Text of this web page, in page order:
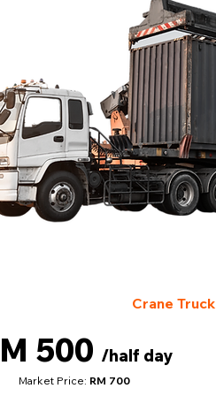
Crane Truck
500 /half day
Market Price: RM 700